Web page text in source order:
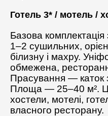
Готель 3* / мотель /
Базова
1–2 сушильних,
білизну і махру.
обмежена,
Прасування — каток
Площа — 25–40 м².
хостели, мотелі,
власного ресторану.